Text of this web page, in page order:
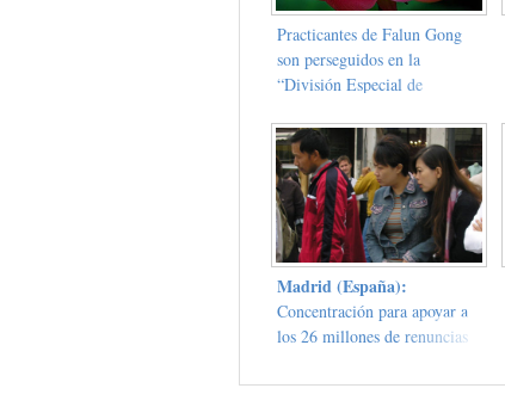
Practicantes de Falun Gong
son perseguidos en la
“División Especial de
Trabajos Forzados ciudad de
Handan, provincia de Hebei
Madrid (España):
Concentración para apoyar a
los 26 millones de renuncias